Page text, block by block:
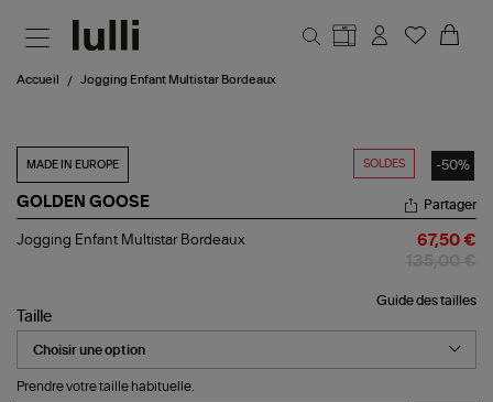
Accueil Jogging Enfant Multistar Bordeaux
SOLDES -50%
MADE IN EUROPE
GOLDEN GOOSE
Jogging
Partager
Jogging Enfant Multistar Bordeaux 67,50 €
Guide des tailles
Taille
Prendre votre taille habituelle.